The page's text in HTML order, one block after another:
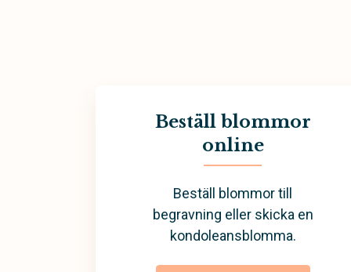
Beställ blommor
online
Beställ blommor till
begravning eller skicka en
kondoleansblomma.